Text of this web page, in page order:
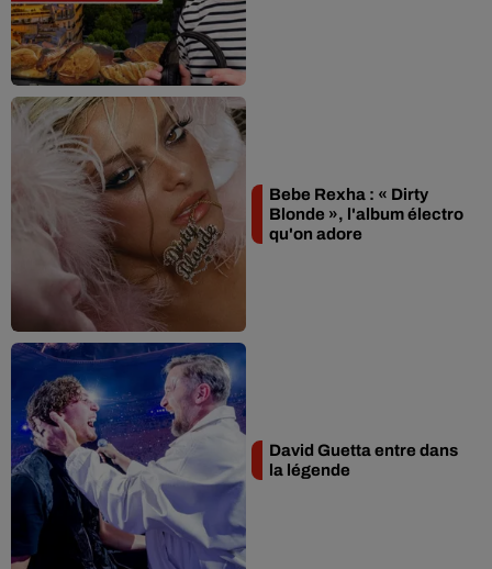
Bebe Rexha : « Dirty
Blonde », l'album électro
qu'on adore
David Guetta entre dans
la légende